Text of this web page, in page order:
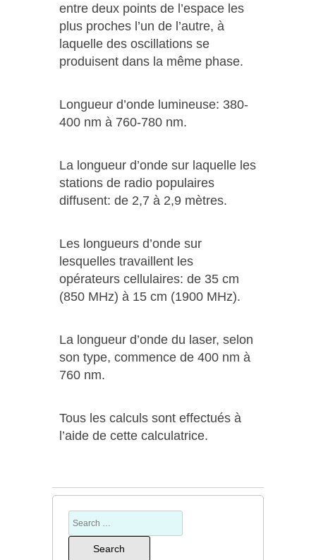
entre deux points de l’espace les
plus proches l’un de l’autre, à
laquelle des oscillations se
produisent dans la même phase.
Longueur d’onde lumineuse: 380-
400 nm à 760-780 nm.
La longueur d’onde sur laquelle les
stations de radio populaires
diffusent: de 2,7 à 2,9 mètres.
Les longueurs d’onde sur
lesquelles travaillent les
opérateurs cellulaires: de 35 cm
(850 MHz) à 15 cm (1900 MHz).
La longueur d’onde du laser, selon
son type, commence de 400 nm à
760 nm.
Tous les calculs sont effectués à
l’aide de cette calculatrice.